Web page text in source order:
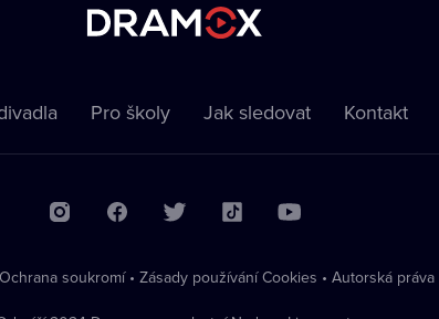
Pro školy Jak sledovat Kontakt
Ochrana soukromí • Zásady používání Cookies • Autorská práva